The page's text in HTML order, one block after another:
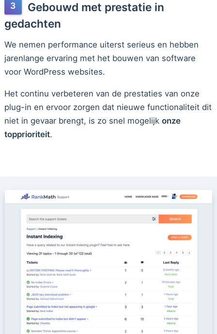
Gebouwd met prestatie in
gedachten
We nemen performance uiterst serieus en hebben
jarenlange ervaring met het bouwen van software
voor WordPress websites.
Het continu verbeteren van de prestaties van onze
plug-in en ervoor zorgen dat nieuwe functionaliteit dit
niet in gevaar brengt, is zo snel mogelijk onze
topprioriteit.